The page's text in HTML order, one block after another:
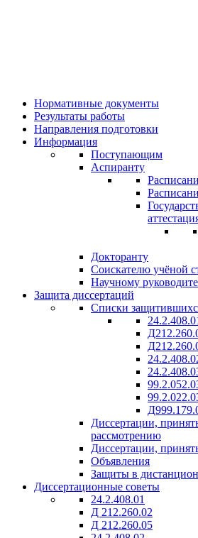
Нормативные документы
Результаты работы
Направления подготовки
Информация
Поступающим
Аспиранту
Докторанту
Соискателю учёной
Научному
Защита диссертаций
Списки
Диссертации,
рассмотрению
Диссертации,
Объявления
Защиты в
Диссертационные советы
24.2.408.01
Д 212.260.02
Д 212.260.05